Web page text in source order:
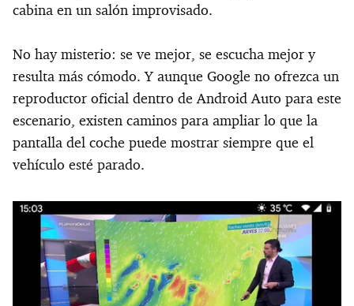
cabina en un salón improvisado.
No hay misterio: se ve mejor, se escucha mejor y
resulta más cómodo. Y aunque Google no ofrezca un
reproductor oficial dentro de Android Auto para este
escenario, existen caminos para ampliar lo que la
pantalla del coche puede mostrar siempre que el
vehículo esté parado.